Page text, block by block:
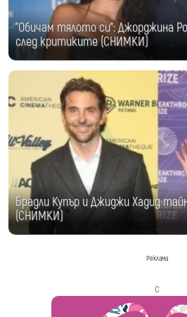
"Обичам тялото си": Джорджина
след критиките (СНИМКИ)
Брадли Купър и Джиджи Хадид
(СНИМКИ)
Реклама
с